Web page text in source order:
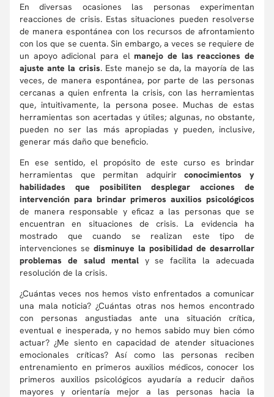
En diversas ocasiones las personas experimentan
reacciones de crisis. Estas situaciones pueden resolverse
de manera espontánea con los recursos de afrontamiento
con los que se cuenta. Sin embargo, a veces se requiere de
un apoyo adicional para elmanejo de las reacciones de
ajuste ante la crisis. Este manejo se da, la mayoría de las
veces, de manera espontánea, por parte de las personas
cercanas a quien enfrenta la crisis, con las herramientas
que, intuitivamente, la persona posee. Muchas de estas
herramientas son acertadas y útiles; algunas, no obstante,
pueden no ser las más apropiadas y pueden, inclusive,
generar más daño que beneficio.
En ese sentido, el propósito de este curso es brindar
herramientas que permitan adquirirconocimientos y
habilidades que posibiliten desplegar acciones de
intervención para brindar primeros auxilios psicológicos
de manera responsable y eficaz a las personas que se
encuentran en situaciones de crisis. La evidencia ha
mostrado que cuando se realizan este tipo de
intervenciones se disminuye la posibilidad de desarrollar
problemas de salud mentaly se facilita la adecuada
resolución de la crisis.
¿Cuántas veces nos hemos visto enfrentados a comunicar
una mala noticia? ¿Cuántas otras nos hemos encontrado
con personas angustiadas ante una situación crítica,
eventual e inesperada, y no hemos sabido muy bien cómo
actuar? ¿Me siento en capacidad de atender situaciones
emocionales críticas? Así como las personas reciben
entrenamiento en primeros auxilios médicos, conocer los
primeros auxilios psicológicos ayudaría a reducir daños
mayores y orientaría mejor a las personas hacia la